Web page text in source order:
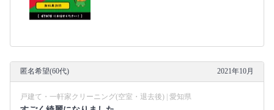
匿名希望(60代) 2021年10月
戸建て・一軒家クリーニング(空室・退去後) | 愛知県